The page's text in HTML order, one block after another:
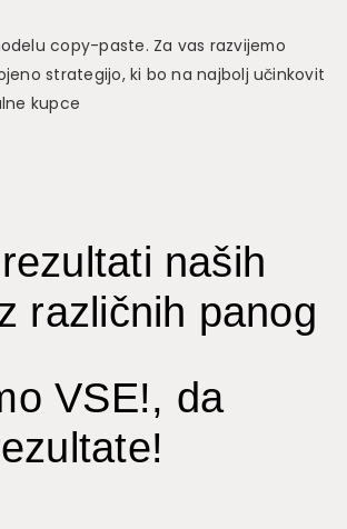
copy-paste. Za vas razvijemo
strategijo, ki bo na najbolj učinkovit
kupce
naših
različnih panog
VSE!, da